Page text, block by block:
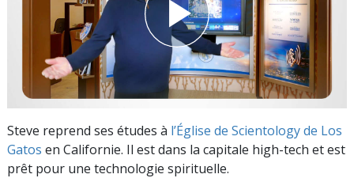
Steve reprend ses études à l’Église de Scientology de Los
Gatos en Californie. Il est dans la capitale high-tech et est
prêt pour une technologie spirituelle.